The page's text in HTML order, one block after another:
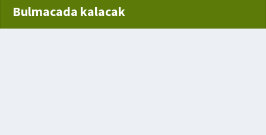
Bulmacada kalacak